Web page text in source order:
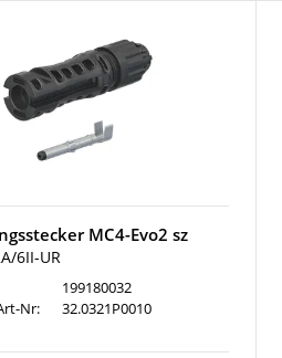
MC4-Evo2 sz
6II-UR
199180032
Nr:
32.0321P0010